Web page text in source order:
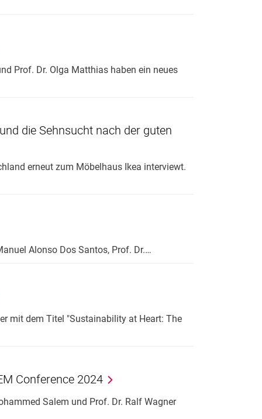
Prof. Dr. Olga Matthias haben ein neues
die Sehnsucht nach der guten
erneut zum Möbelhaus Ikea interviewt.
Alonso Dos Santos, Prof. Dr.…
mit dem Titel "Sustainability at Heart: The
Conference 2024
Salem und Prof. Dr. Ralf Wagner